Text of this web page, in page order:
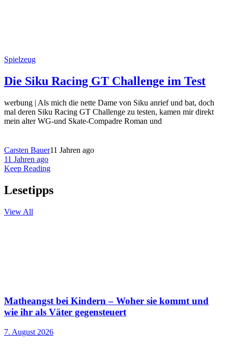
Spielzeug
Die Siku Racing GT Challenge im Test
werbung | Als mich die nette Dame von Siku anrief und bat, doch
mal deren Siku Racing GT Challenge zu testen, kamen mir direkt
mein alter WG-und Skate-Compadre Roman und
Carsten Bauer11 Jahren ago
11 Jahren ago
Keep Reading
Lesetipps
View All
Matheangst bei Kindern – Woher sie kommt und
wie ihr als Väter gegensteuert
7. August 2026